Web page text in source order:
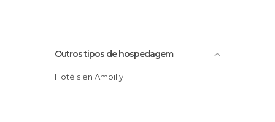
Outros tipos de hospedagem
Hotéis en Ambilly